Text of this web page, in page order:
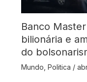
Banco
bilionária e
do
Mundo Politica /